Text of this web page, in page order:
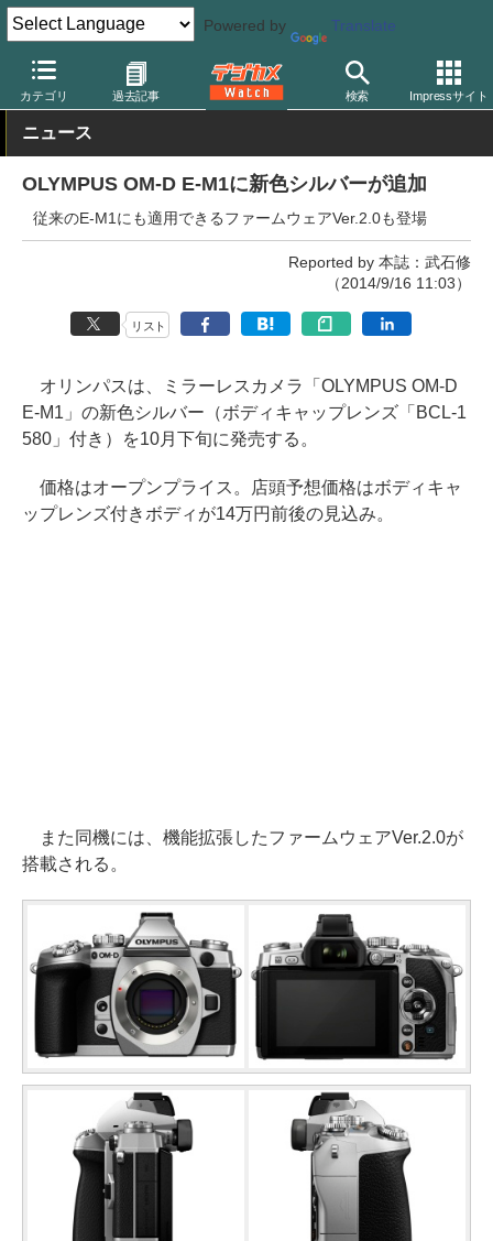
Powered by Translate
カテゴリ 過去記事 検索 Impressサイト
デジカメ Watch カメラ ミラーレスカメラ オリンパス
ニュース
OLYMPUS OM-D E-M1に新色シルバーが追加
従来のE-M1にも適用できるファームウェアVer.2.0も登場
Reported by 本誌：武石修
（2014/9/16 11:03）
リスト
オリンパスは、ミラーレスカメラ「OLYMPUS OM-D
E-M1」の新色シルバー（ボディキャップレンズ「BCL-1
580」付き）を10月下旬に発売する。
価格はオープンプライス。店頭予想価格はボディキャ
ップレンズ付きボディが14万円前後の見込み。
また同機には、機能拡張したファームウェアVer.2.0が
搭載される。